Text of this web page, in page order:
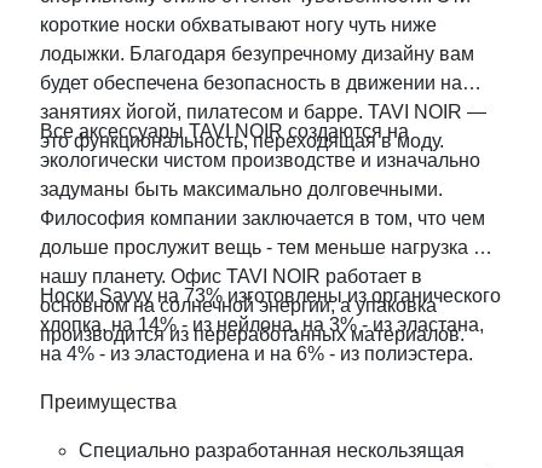
короткие носки обхватывают ногу чуть ниже
лодыжки. Благодаря безупречному дизайну вам
будет обеспечена безопасноcть в движении на
занятиях йогой, пилатесом и барре. TAVI NOIR —
это функциональность, переходящая в моду.
Все аксессуары TAVI NOIR создаются на
экологически чистом производстве и изначально
задуманы быть максимально долговечными.
Философия компании заключается в том, что чем
дольше прослужит вещь - тем меньше нагрузка на
нашу планету. Офис TAVI NOIR работает в
основном на солнечной энергии, а упаковка
производится из переработанных материалов.
Носки Savvy на 73% изготовлены из органического
хлопка, на 14% - из нейлона, на 3% - из эластана,
на 4% - из эластодиена и на 6% - из полиэстера.
Преимущества
Специально разработанная нескользящая